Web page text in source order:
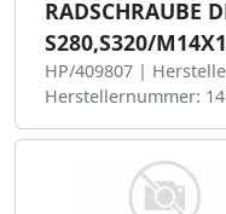
RADSCHRAUBE
S280,S320/
HP/409807 |
Herstellernummer: